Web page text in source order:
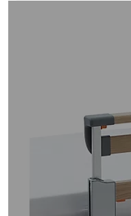
Produkt..